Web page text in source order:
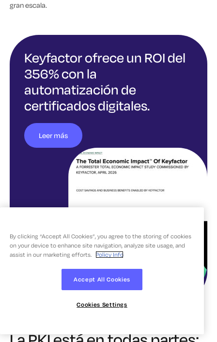
gran escala.
Keyfactor ofrece un ROI del
356% con la
automatización de
certificados digitales.
Leer más
By clicking “Accept All Cookies”, you agree to the storing of cookies
on your device to enhance site navigation, analyze site usage, and
assist in our marketing efforts.
Policy Info
Accept All Cookies
Cookies Settings